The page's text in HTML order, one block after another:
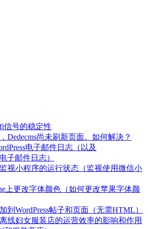
信号的稳定性
Dedecms尚未刷新页面。如何解决？
电子邮件日志（以及
子邮件日志）
视小程序的运行状态（监视使用微信小
上更改字体颜色（如何更改苹果字体颜
到WordPress帖子和页面（无需HTML）
线妇女服装店的运营效率的影响和作用